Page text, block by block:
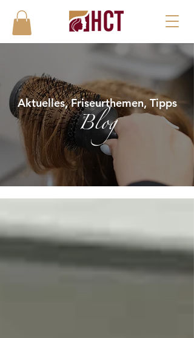
Aktuelles, Friseurthemen, Tipps
Blog